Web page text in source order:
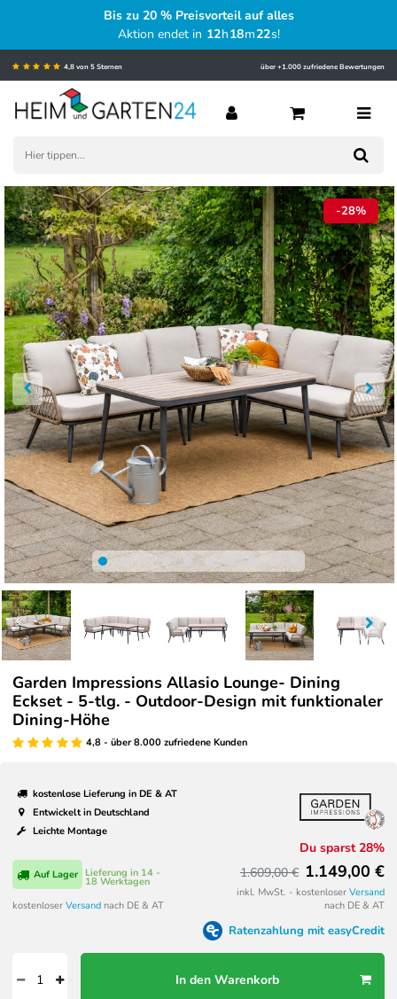
Bis zu 20 % Preisvorteil auf alles
Aktion endet in 12h18m21s!
4,8 von 5 Sternen über +1.000 zufriedene Bewertungen
-28%
Garden Impressions Allasio Lounge- Dining
Eckset - 5-tlg. - Outdoor-Design mit funktionaler
Dining-Höhe
4,8 - über 8.000 zufriedene Kunden
kostenlose Lieferung in DE & AT
Entwickelt in Deutschland
Leichte Montage
Lieferung in 14 -
18 Werktagen
Auf Lager
kostenloser Versand nach DE & AT
Du sparst 28%
1.609,00 € 1.149,00 €
inkl. MwSt. - kostenloser Versand
nach DE & AT
Ratenzahlung mit easyCredit
In den Warenkorb